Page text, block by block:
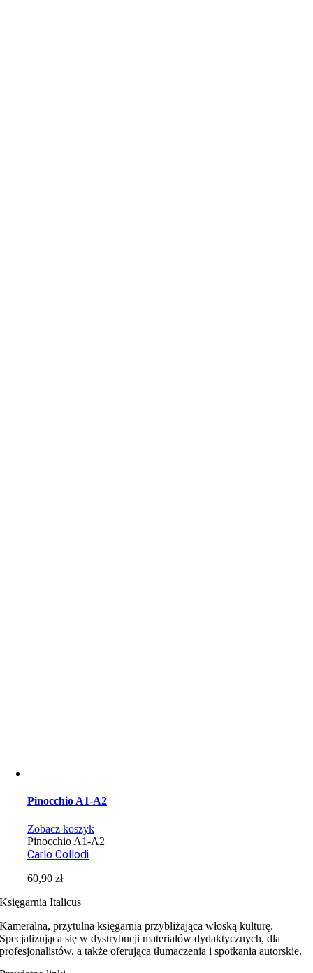
Pinocchio A1-A2
Zobacz koszyk
Pinocchio A1-A2
Carlo Collodi
60,90zł
Księgarnia Italicus
Kameralna, przytulna księgarnia przybliżająca włoską kulturę.
Specjalizująca się w dystrybucji materiałów dydaktycznych, dla
profesjonalistów, a także oferująca tłumaczenia i spotkania autorskie.